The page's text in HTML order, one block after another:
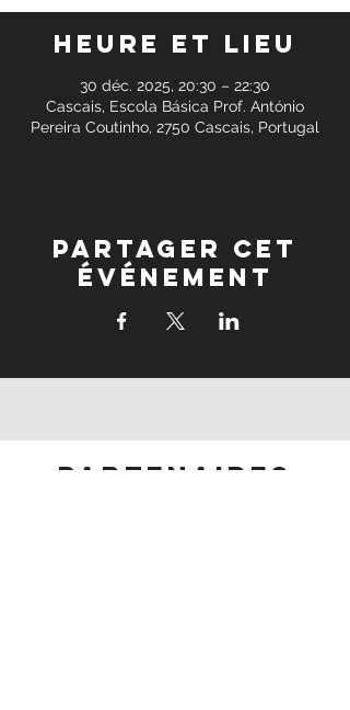
Heure et lieu
30 déc. 2025, 20:30 – 22:30
Cascais, Escola Básica Prof. António
Pereira Coutinho, 2750 Cascais, Portugal
Partager cet
événement
partenaires